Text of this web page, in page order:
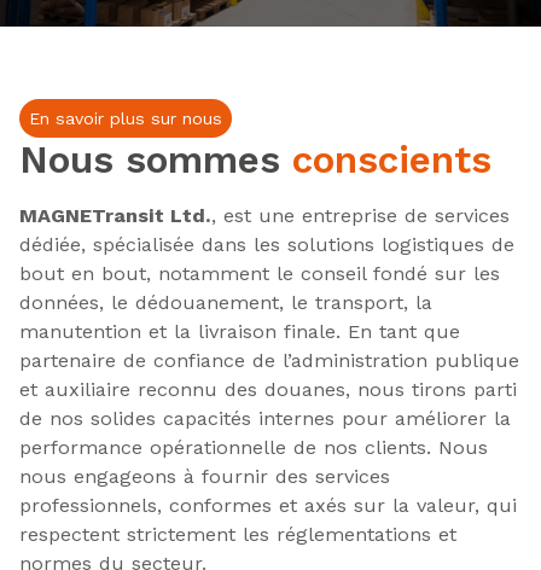
En savoir plus sur nous
Nous sommes conscients
MAGNETransit Ltd., est une entreprise de services
dédiée, spécialisée dans les solutions logistiques de
bout en bout, notamment le conseil fondé sur les
données, le dédouanement, le transport, la
manutention et la livraison finale. En tant que
partenaire de confiance de l’administration publique
et auxiliaire reconnu des douanes, nous tirons parti
de nos solides capacités internes pour améliorer la
performance opérationnelle de nos clients. Nous
nous engageons à fournir des services
professionnels, conformes et axés sur la valeur, qui
respectent strictement les réglementations et
normes du secteur.